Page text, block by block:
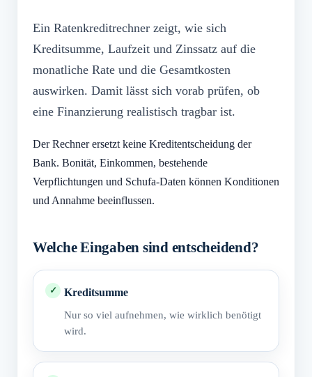
Ein Ratenkreditrechner zeigt, wie sich
Kreditsumme, Laufzeit und Zinssatz auf die
monatliche Rate und die Gesamtkosten
auswirken. Damit lässt sich vorab prüfen, ob
eine Finanzierung realistisch tragbar ist.
Der Rechner ersetzt keine Kreditentscheidung der
Bank. Bonität, Einkommen, bestehende
Verpflichtungen und Schufa-Daten können Konditionen
und Annahme beeinflussen.
Welche Eingaben sind entscheidend?
Kreditsumme
Nur so viel aufnehmen, wie wirklich benötigt
wird.